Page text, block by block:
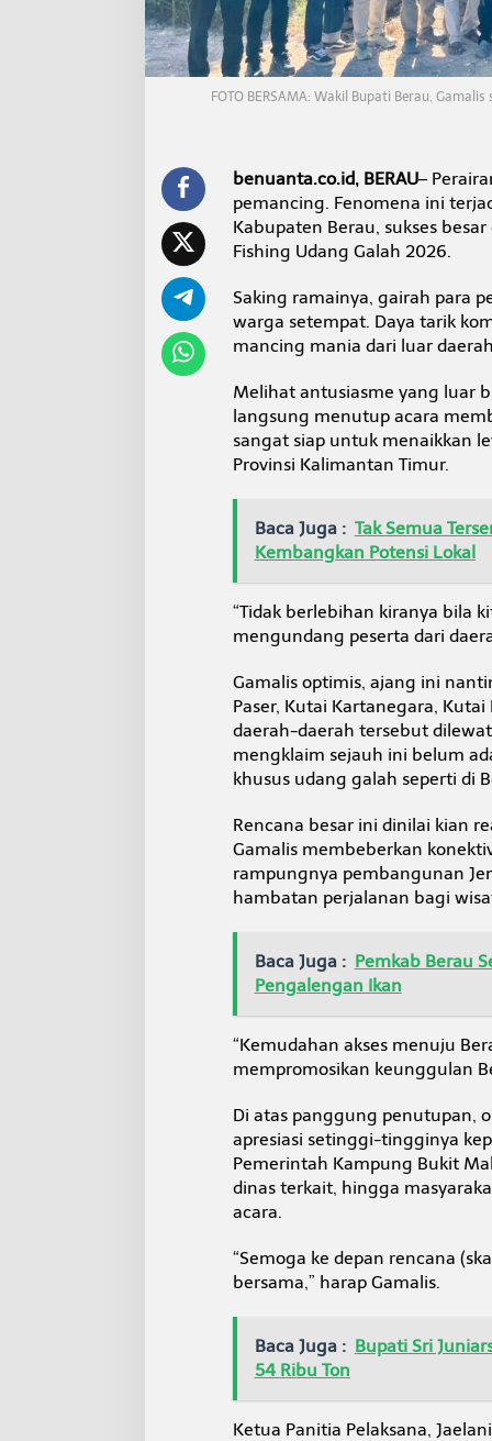
e
r
a
u
a
v
e
n
o
v
i
s
i
FOTO BERSAMA: Wakil Bupati Berau,
benuanta.co.id, BERAU–
pemancing. Fenomena ini
Kabupaten Berau, sukses
Fishing Udang Galah 2026.
Saking ramainya, gairah para
warga setempat. Daya tarik
mancing mania dari luar
Melihat antusiasme yang luar
langsung menutup acara
sangat siap untuk menaikkan
Provinsi Kalimantan Timur.
Baca Juga : Tak Semua
Kembangkan Potensi Lokal
“Tidak berlebihan kiranya bila
mengundang peserta dari
Gamalis optimis, ajang ini
Paser, Kutai Kartanegara,
daerah-daerah tersebut
mengklaim sejauh ini belum
khusus udang galah seperti di
Rencana besar ini dinilai kian
Gamalis membeberkan
rampungnya pembangunan
hambatan perjalanan bagi
Baca Juga : Pemkab Berau
Pengalengan Ikan
“Kemudahan akses menuju
mempromosikan keunggulan
Di atas panggung penutupan,
apresiasi setinggi-tingginya
Pemerintah Kampung Bukit
dinas terkait, hingga
acara.
“Semoga ke depan rencana
bersama,” harap Gamalis.
Baca Juga : Bupati Sri
54 Ribu Ton
Ketua Panitia Pelaksana,